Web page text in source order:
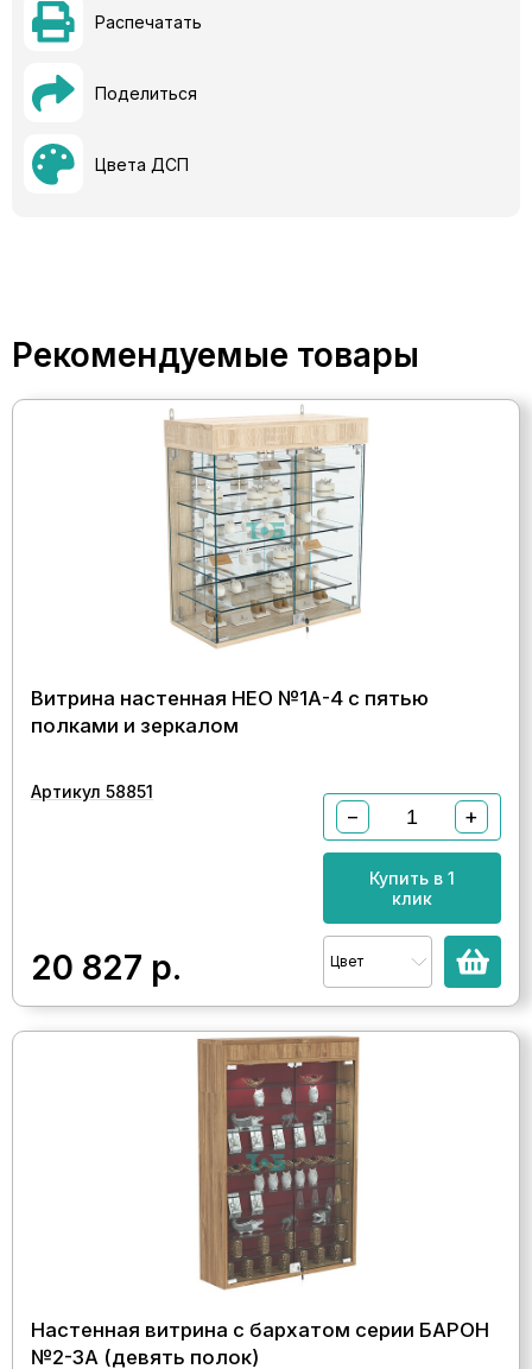
Распечатать
Поделиться
Цвета ДСП
Рекомендуемые товары
Витрина настенная НЕО №1А-4 с пятью
полками и зеркалом
Артикул 58851
20 827 р.
− +
Купить в 1
клик
Цвет
Настенная витрина с бархатом серии БАРОН
№2-3А (девять полок)